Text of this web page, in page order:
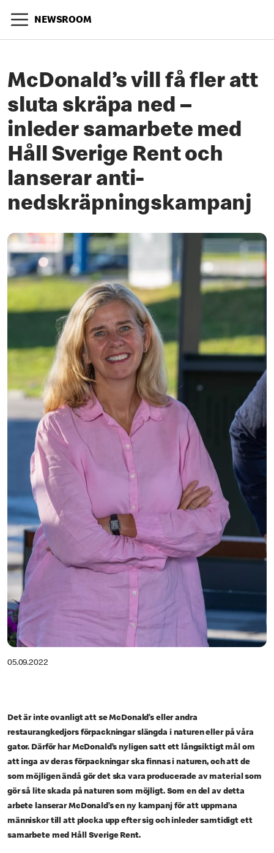
NEWSROOM
McDonald’s vill få fler att
sluta skräpa ned –
inleder samarbete med
Håll Sverige Rent och
lanserar anti-
nedskräpningskampanj
05.09.2022
Det är inte ovanligt att se McDonald’s eller andra
restaurangkedjors förpackningar slängda i naturen eller på våra
gator. Därför har McDonald’s nyligen satt ett långsiktigt mål om
att inga av deras förpackningar ska finnas i naturen, och att de
som möjligen ändå gör det ska vara producerade av material som
gör så lite skada på naturen som möjligt. Som en del av detta
arbete lanserar McDonald’s en ny kampanj för att uppmana
människor till att plocka upp efter sig och inleder samtidigt ett
samarbete med Håll Sverige Rent.